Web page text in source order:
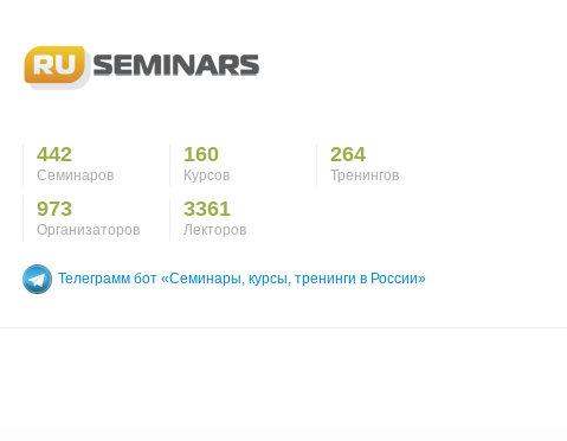
442
Семинаров
160
Курсов
264
Тренингов
973
Организаторов
3361
Лекторов
Телеграмм бот «Семинары, курсы, тренинги в России»